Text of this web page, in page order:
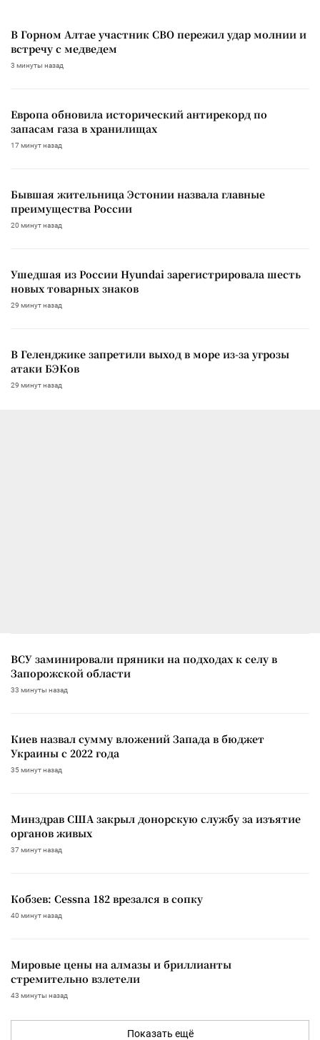
В Горном Алтае участник СВО пережил удар молнии и
встречу с медведем
3 минуты назад
Европа обновила исторический антирекорд по
запасам газа в хранилищах
17 минут назад
Бывшая жительница Эстонии назвала главные
преимущества России
20 минут назад
Ушедшая из России Hyundai зарегистрировала шесть
новых товарных знаков
29 минут назад
В Геленджике запретили выход в море из-за угрозы
атаки БЭКов
29 минут назад
ВСУ заминировали пряники на подходах к селу в
Запорожской области
33 минуты назад
Киев назвал сумму вложений Запада в бюджет
Украины с 2022 года
35 минут назад
Минздрав США закрыл донорскую службу за изъятие
органов живых
37 минут назад
Кобзев: Cessna 182 врезался в сопку
40 минут назад
Мировые цены на алмазы и бриллианты
стремительно взлетели
43 минуты назад
Показать ещё